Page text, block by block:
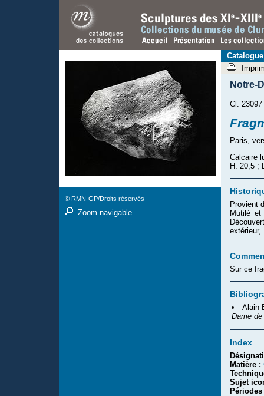
Notre-
Cl. 23097
Paris,
Calcaire
H. 20,5 ;
Provient
Mutilé et
extérieur,
Sur ce
Alain
Dame
Index
Matière :
Sujet
© RMN-GP/Droits réservés
Zoom navigable
Catalogue